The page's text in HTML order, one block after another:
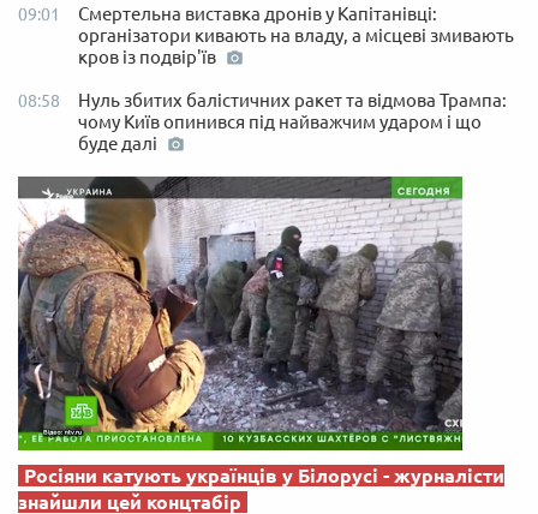
09:01
Смертельна виставка дронів у Капітанівці:
організатори кивають на владу, а місцеві змивають
кров із подвір'їв
08:58
Нуль збитих балістичних ракет та відмова Трампа:
чому Київ опинився під найважчим ударом і що
буде далі
Росіяни катують українців у Білорусі - журналісти
знайшли цей концтабір